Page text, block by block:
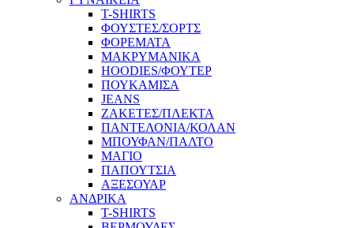
T-SHIRTS
ΦΟΥΣΤΕΣ/ΣΟΡΤΣ
ΦΟΡΕΜΑΤΑ
ΜΑΚΡΥΜΑΝΙΚΑ
HOODIES/ΦΟΥΤΕΡ
ΠΟΥΚΑΜΙΣΑ
JEANS
ΖΑΚΕΤΕΣ/ΠΛΕΚΤΑ
ΠΑΝΤΕΛΟΝΙΑ/ΚΟΛΑΝ
ΜΠΟΥΦΑΝ/ΠΑΛΤΟ
ΜΑΓΙΟ
ΠΑΠΟΥΤΣΙΑ
ΑΞΕΣΟΥΑΡ
ΑΝΔΡΙΚΑ
T-SHIRTS